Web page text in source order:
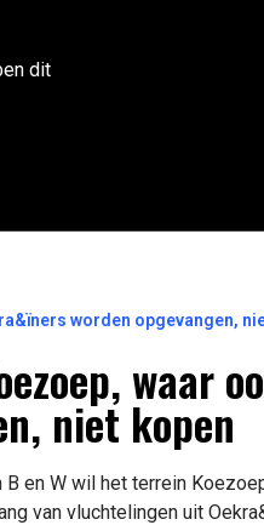
dit
worden opgevangen,
waar
niet kopen
en W wil het terrein
van vluchtelingen uit